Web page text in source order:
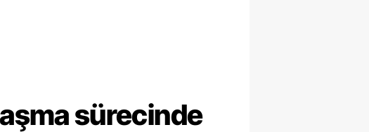
sürecinde